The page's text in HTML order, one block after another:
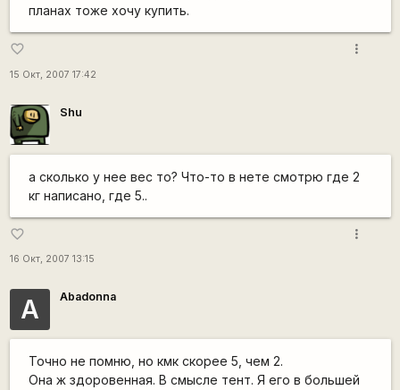
планах тоже хочу купить.
favorite_border
15 Окт, 2007 17:42
more_vert
Shu
а сколько у нее вес то? Что-то в нете смотрю где 2
кг написано, где 5..
favorite_border
16 Окт, 2007 13:15
more_vert
A Abadonna
Точно не помню, но кмк скорее 5, чем 2.
Она ж здоровенная. В смысле тент. Я его в большей